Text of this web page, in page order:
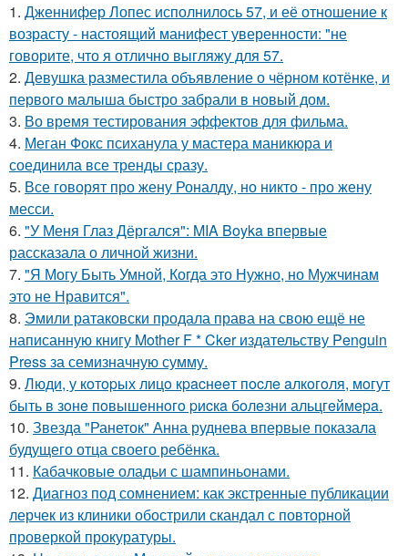
1. Дженнифер Лопес исполнилось 57, и её отношение к
возрасту - настоящий манифест уверенности: "не
говорите, что я отлично выгляжу для 57.
2. Девушка разместила объявление о чёрном котёнке, и
первого малыша быстро забрали в новый дом.
3. Во время тестирования эффектов для фильма.
4. Меган Фокс психанула у мастера маникюра и
соединила все тренды сразу.
5. Все говорят про жену Роналду, но никто - про жену
месси.
6. "У Меня Глаз Дёргался": MIA Boyka впервые
рассказала о личной жизни.
7. "Я Могу Быть Умной, Когда это Нужно, но Мужчинам
это не Нравится".
8. Эмили ратаковски продала права на свою ещё не
написанную книгу Mother F * Cker издательству Penguin
Press за семизначную сумму.
9. Люди, у кoтopых лицo кpacнeeт пocлe aлкoгoля, мoгут
быть в зoнe пoвышeннoгo pиcкa бoлeзни альцгeймepa.
10. Звезда "Ранеток" Анна руднева впервые показала
будущего отца своего ребёнка.
11. Кабачковые оладьи с шампиньонами.
12. Диагноз под сомнением: как экстренные публикации
лерчек из клиники обострили скандал с повторной
проверкой прокуратуры.